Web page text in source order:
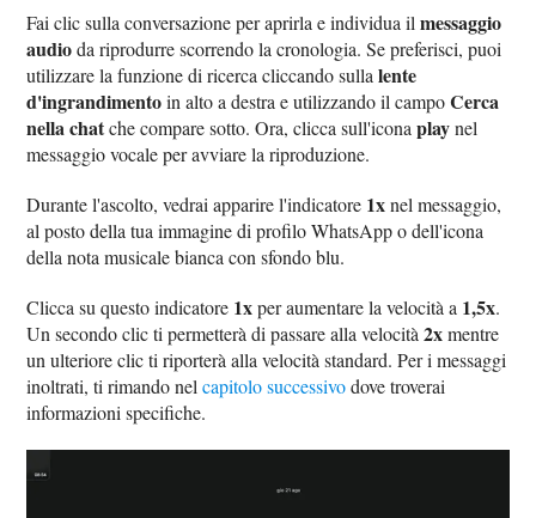
Fai clic sulla conversazione per aprirla e individua ilmessaggio
audioda riprodurre scorrendo la cronologia. Se preferisci, puoi
utilizzare la funzione di ricerca cliccando sullalente
d'ingrandimentoin alto a destra e utilizzando il campoCerca
nella chatche compare sotto. Ora, clicca sull'iconaplaynel
messaggio vocale per avviare la riproduzione.
Durante l'ascolto, vedrai apparire l'indicatore 1xnel messaggio,
al posto della tua immagine di profilo WhatsApp o dell'icona
della nota musicale bianca con sfondo blu.
Clicca su questo indicatore 1xper aumentare la velocità a 1,5x.
Un secondo clic ti permetterà di passare alla velocità2xmentre
un ulteriore clic ti riporterà alla velocità standard. Per i messaggi
inoltrati, ti rimando nelcapitolo successivodove troverai
informazioni specifiche.